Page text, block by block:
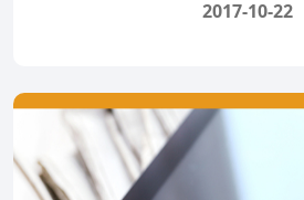
2017-10-22